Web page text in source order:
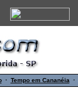
· Tempo em Cananéia ·